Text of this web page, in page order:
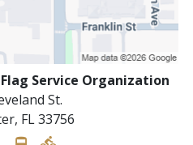
Service Organization
St.
, FL33756